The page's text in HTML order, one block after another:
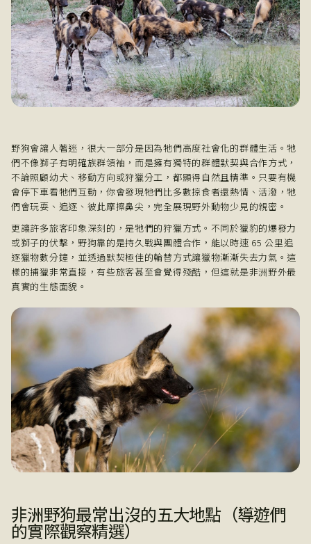
野狗會讓人著迷，很大一部分是因為牠們高度社會化的群體生活。牠
們不像獅子有明確族群領袖，而是擁有獨特的群體默契與合作方式，
不論照顧幼犬、移動方向或狩獵分工，都顯得自然且精準。只要有機
會停下車看牠們互動，你會發現牠們比多數掠食者還熱情、活潑，牠
們會玩耍、追逐、彼此摩擦鼻尖，完全展現野外動物少見的親密。
更讓許多旅客印象深刻的，是牠們的狩獵方式。不同於獵豹的爆發力
或獅子的伏擊，野狗靠的是持久戰與團體合作，能以時速 65 公里追
逐獵物數分鐘，並透過默契極佳的輪替方式讓獵物漸漸失去力氣。這
樣的捕獵非常直接，有些旅客甚至會覺得殘酷，但這就是非洲野外最
真實的生態面貌。
非洲野狗最常出沒的五大地點（導遊們
的實際觀察精選）